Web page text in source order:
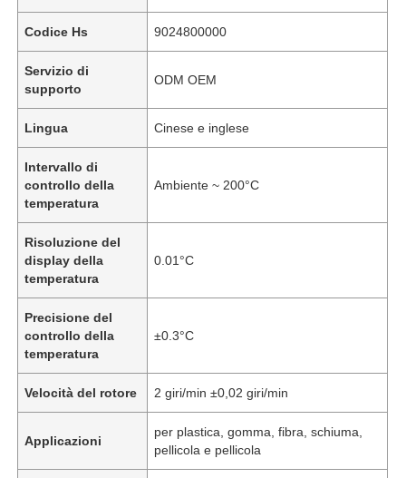
Codice Hs 9024800000
Servizio di
supporto
ODM OEM
Lingua Cinese e inglese
Intervallo di
controllo della
temperatura
Ambiente ~ 200°C
Risoluzione del
display della
temperatura
0.01°C
Precisione del
controllo della
temperatura
±0.3°C
Velocità del rotore 2 giri/min ±0,02 giri/min
Applicazioni
per plastica, gomma, fibra, schiuma,
pellicola e pellicola